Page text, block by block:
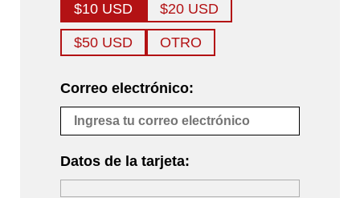
$10 USD
$20 USD
$50 USD OTRO
Correo electrónico:
Datos de la tarjeta: